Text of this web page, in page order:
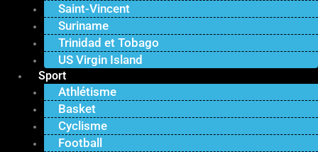
Saint-Vincent
Suriname
Trinidad et Tobago
US Virgin Island
Sport
Athlétisme
Basket
Cyclisme
Football